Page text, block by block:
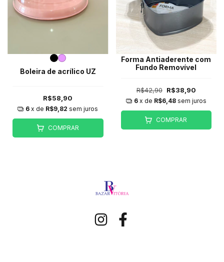
Boleira de acrílico UZ
R$58,90
6 x de R$9,82 sem juros
COMPRAR
Forma Antiaderente com
Fundo Removível
R$42,90 R$38,90
6 x de R$6,48 sem juros
COMPRAR